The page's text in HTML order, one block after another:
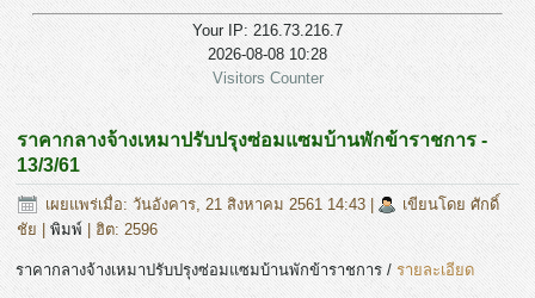
Your IP: 216.73.216.7
2026-08-08 10:28
Visitors Counter
ราคากลางจ้างเหมาปรับปรุงซ่อมแซมบ้านพักข้าราชการ -
13/3/61
เผยแพร่เมื่อ: วันอังคาร, 21 สิงหาคม 2561 14:43|
เขียนโดย ศักดิ์
ชัย |พิมพ์ | ฮิต: 2596
ราคากลางจ้างเหมาปรับปรุงซ่อมแซมบ้านพักข้าราชการ /รายละเอียด